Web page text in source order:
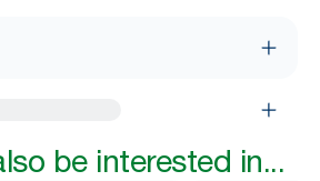
be interested in...